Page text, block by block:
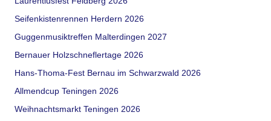
Seifenkistenrennen Herdern 2026
Guggenmusiktreffen Malterdingen 2027
Bernauer Holzschneflertage 2026
Hans-Thoma-Fest Bernau im Schwarzwald 2026
Allmendcup Teningen 2026
Weihnachtsmarkt Teningen 2026